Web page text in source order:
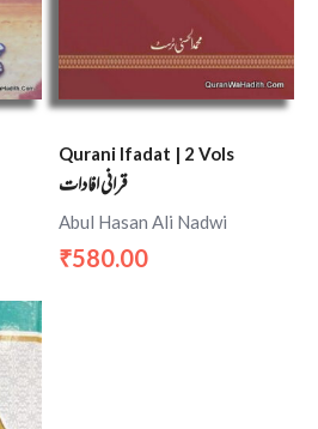
Qurani Ifadat | 2 Vols
قرانی افادات
Abul Hasan Ali Nadwi
₹580.00
Current
price
is:
₹1,300.00.